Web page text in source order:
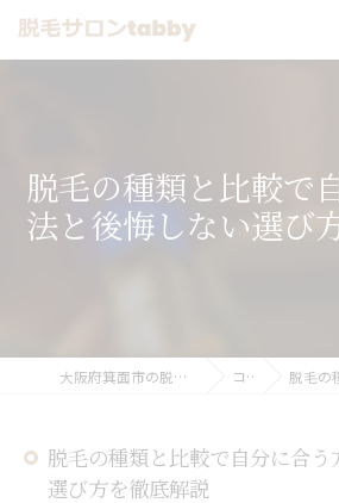
脱毛の種類と比較で
法と後悔しない選び
大阪府箕面市の脱毛なら脱毛サロンtabby コラム 脱毛の種類と
脱毛の種類と比較で自分に合う
選び方を徹底解説